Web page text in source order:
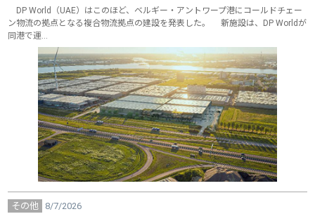
DP World（UAE）はこのほど、ベルギー・アントワープ港にコールドチェー
ン物流の拠点となる複合物流拠点の建設を発表した。 新施設は、DP Worldが
同港で運…
その他 8/7/2026